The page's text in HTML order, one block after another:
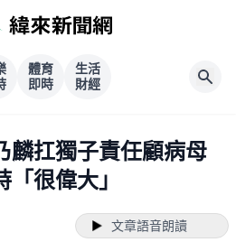
體育
即時
生活
財經
麟扛獨子責任顧病母
很偉大」
文章語音朗讀